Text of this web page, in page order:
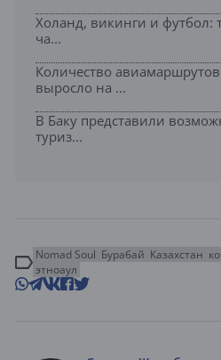
Холанд, викинги и футбол:
ча...
Количество авиамаршрутов
выросло на ...
В Баку представили
туриз...
Nomad Soul Бурабай Казахстан
этноаул